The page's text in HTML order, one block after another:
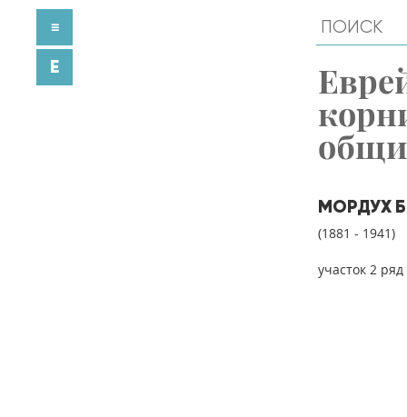
МОРДУХ
(1881 - 1941)
участок 2
≡
E